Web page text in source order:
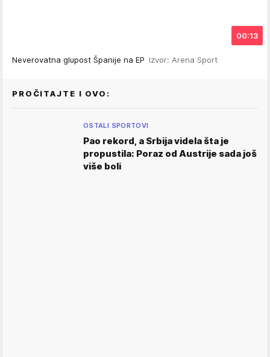
00:13
Neverovatna glupost Španije na EP Izvor: Arena Sport
PROČITAJTE I OVO:
OSTALI SPORTOVI
Pao rekord, a Srbija videla šta je
propustila: Poraz od Austrije sada još
više boli